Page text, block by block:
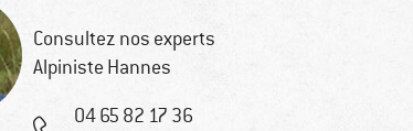
Consultez nos experts
Alpiniste Hannes
04 65 82 17 36